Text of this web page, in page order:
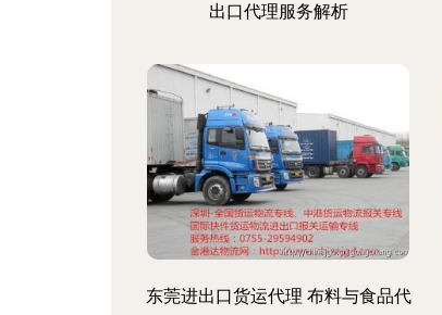
出口代理服务解析
东莞进出口货运代理 布料与食品代